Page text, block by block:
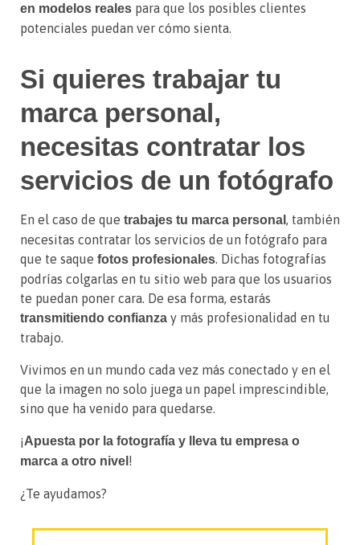
en modelos reales para que los posibles clientes
potenciales puedan ver cómo sienta.
Si quieres trabajar tu
marca personal,
necesitas contratar los
servicios de un fotógrafo
En el caso de que trabajes tu marca personal , también
necesitas contratar los servicios de un fotógrafo para
que te saque fotos profesionales. Dichas fotografías
podrías colgarlas en tu sitio web para que los usuarios
te puedan poner cara. De esa forma, estarás
transmitiendo confianza y más profesionalidad en tu
trabajo.
Vivimos en un mundo cada vez más conectado y en el
que la imagen no solo juega un papel imprescindible,
sino que ha venido para quedarse.
¡Apuesta por la fotografía y lleva tu empresa o
marca a otro nivel !
¿Te ayudamos?